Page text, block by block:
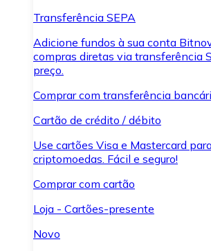
Transferência SEPA
Adicione fundos à sua conta
compras diretas via transferência
preço.
Comprar com transferência
Cartão de crédito / débito
Use cartões Visa e Mastercard
criptomoedas. Fácil e seguro!
Comprar com cartão
Loja - Cartões-presente
Novo